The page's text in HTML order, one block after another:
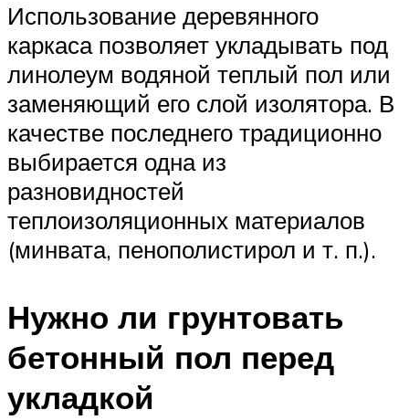
Использование деревянного
каркаса позволяет укладывать под
линолеум водяной теплый пол или
заменяющий его слой изолятора. В
качестве последнего традиционно
выбирается одна из
разновидностей
теплоизоляционных материалов
(минвата, пенополистирол и т. п.).
Нужно ли грунтовать
бетонный пол перед
укладкой